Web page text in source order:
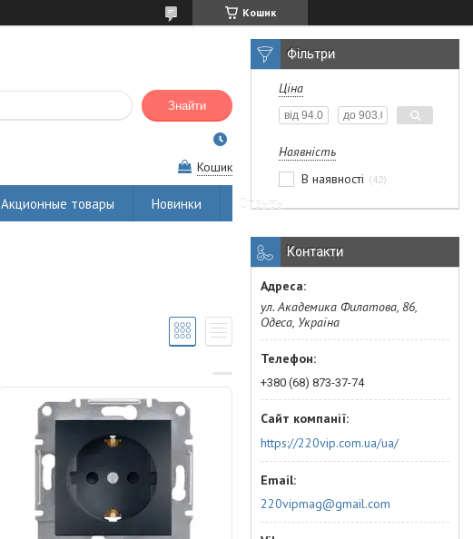
Кошик
Знайти
Кошик
Акционные товары Новинки Отзывы
Фільтри
Ціна
Наявність
В наявності
42
Контакти
ул. Академика Филатова, 86,
Одеса, Україна
+380 (68) 873-37-74
https://220vip.com.ua/ua/
220vipmag@gmail.com